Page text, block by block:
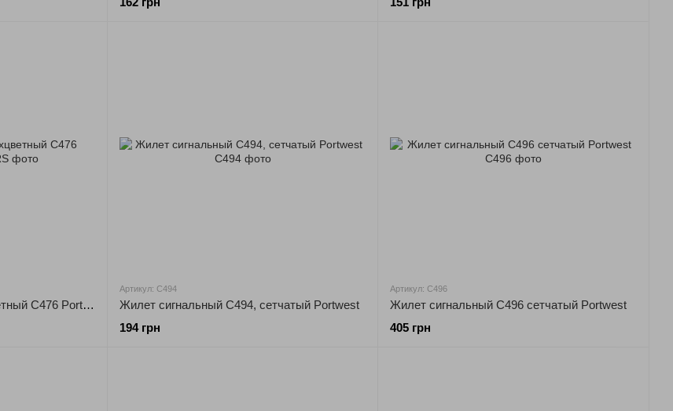
Жилет сигнальный двухцветный C476 Portwest
Артикул: C494
Жилет сигнальный C494, сетчатый Portwest
194 грн
Артикул: C496
Жилет сигнальный C496 сетчатый Portwest
405 грн